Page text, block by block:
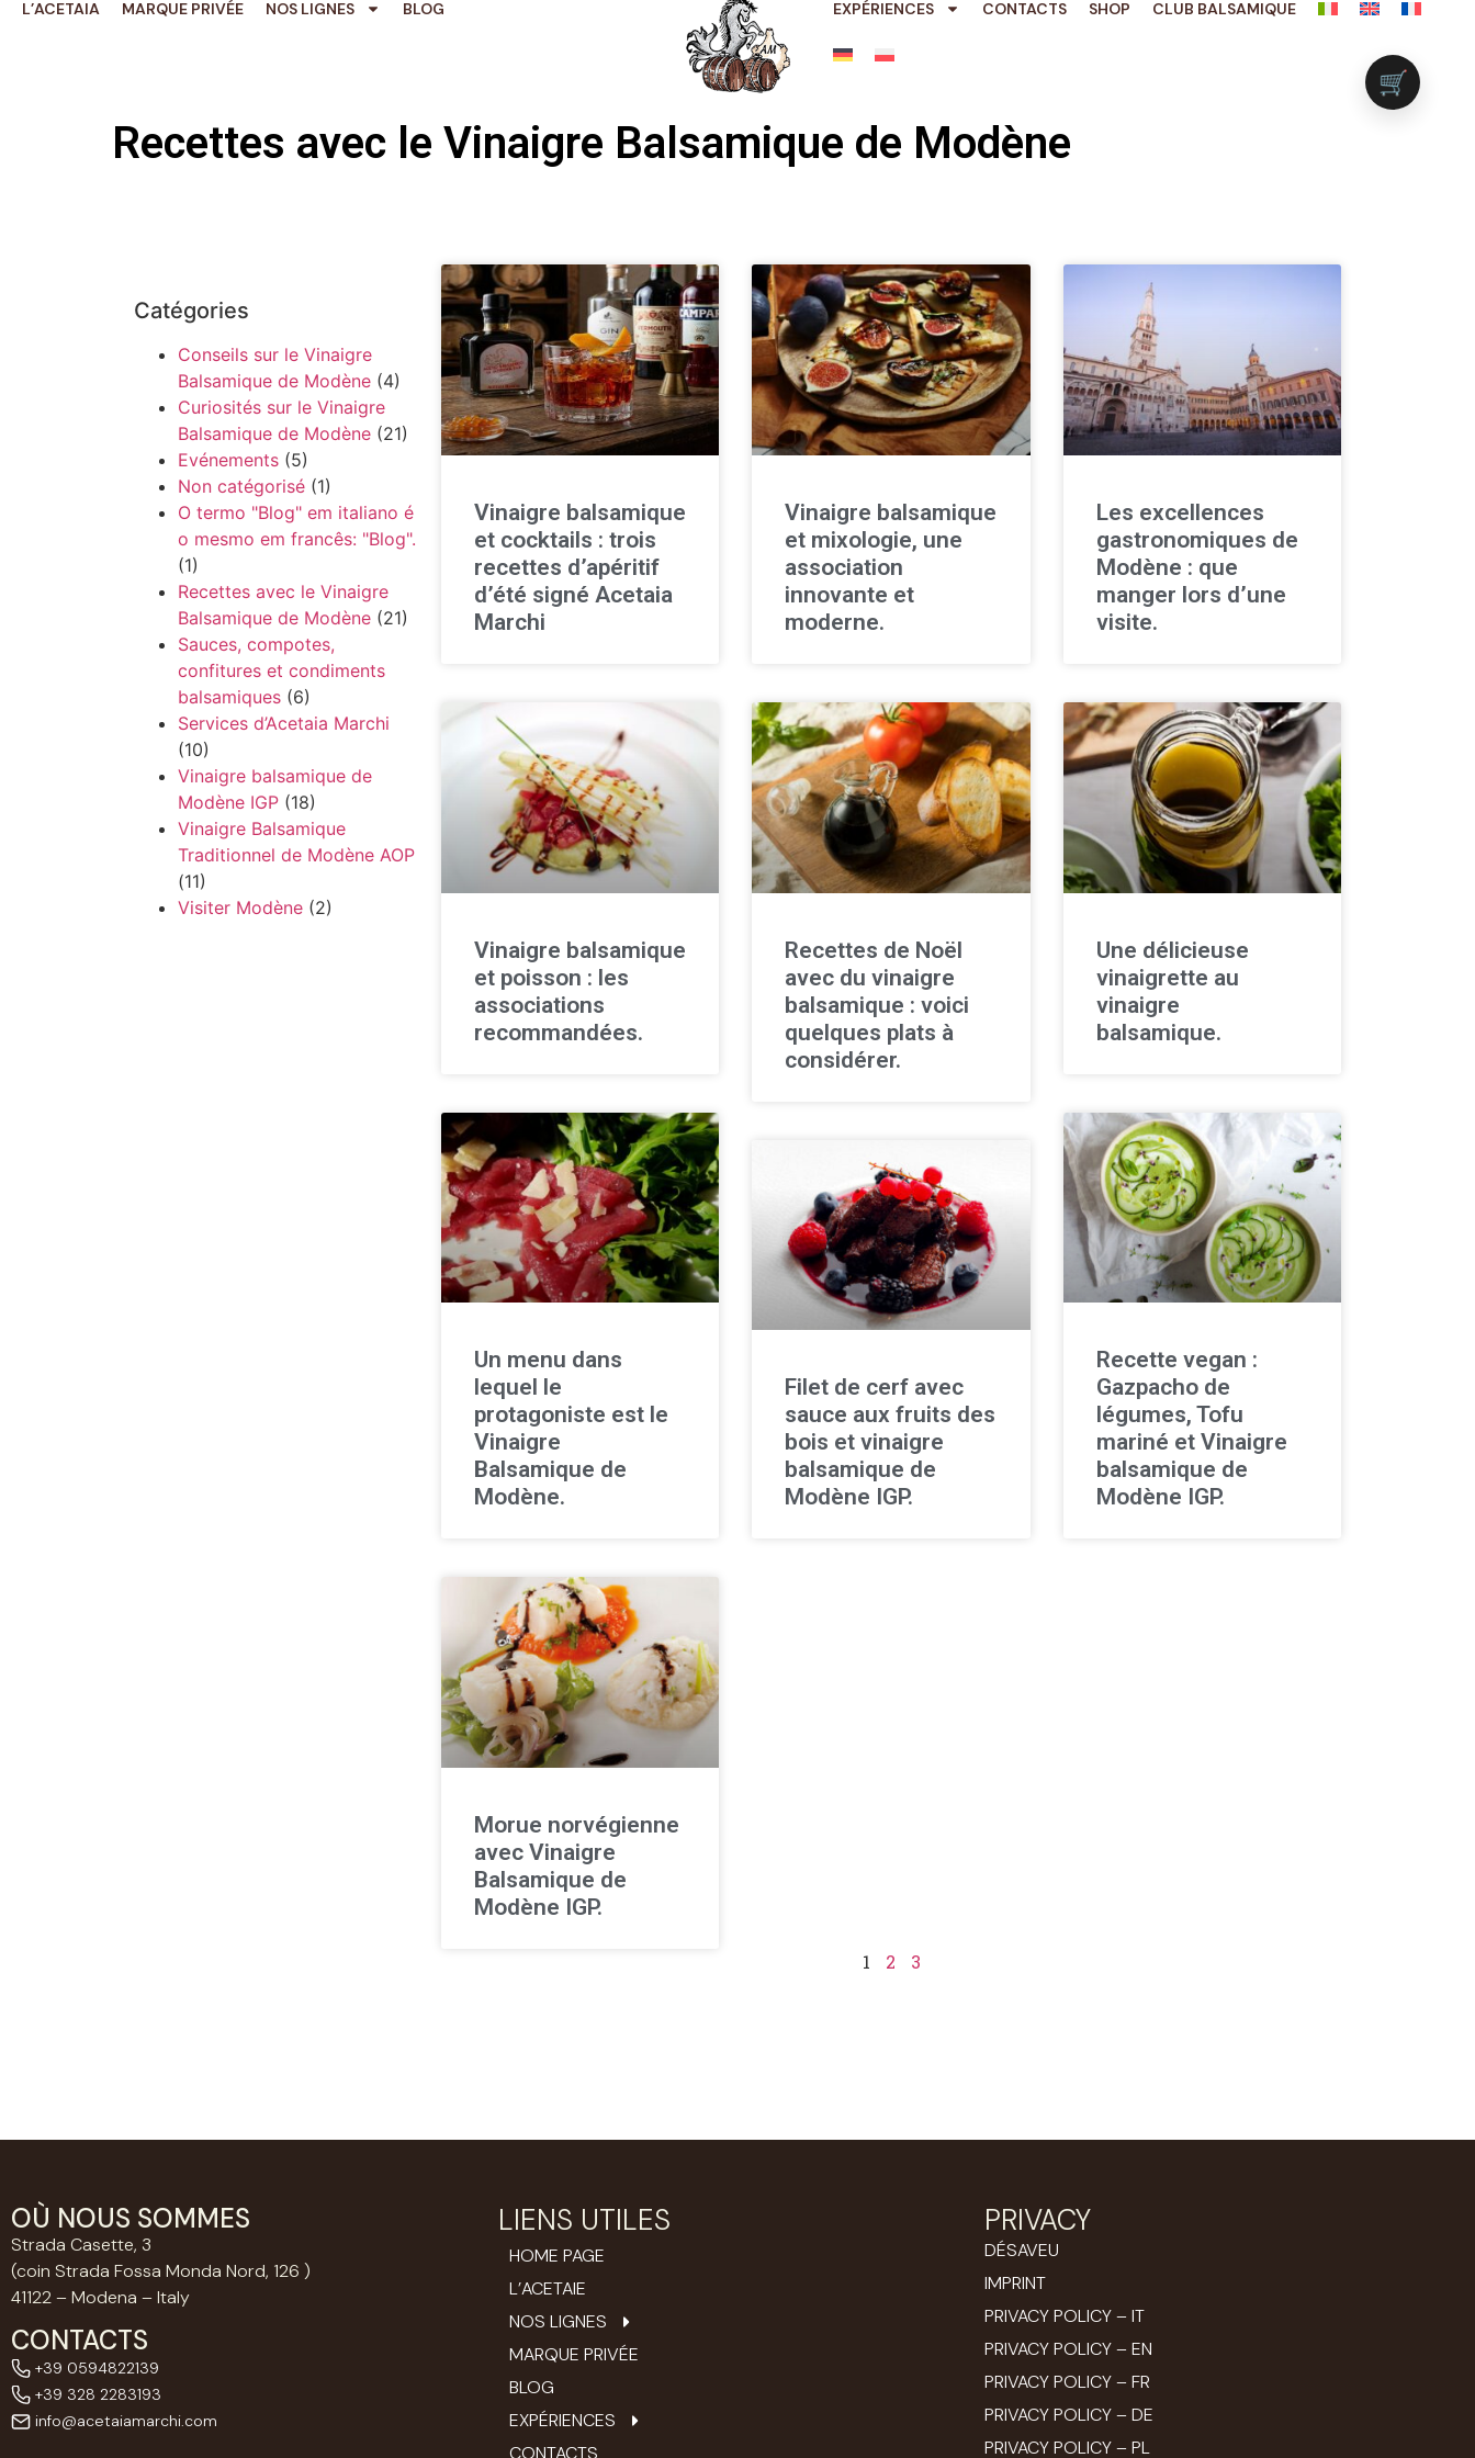
L’ACETAIA MARQUE PRIVÉE NOS LIGNES BLOG EXPÉRIENCES CONTACTS SHOP CLUB BALSAMIQUE
Recettes avec le Vinaigre Balsamique de Modène
Catégories
Conseils sur le Vinaigre
Balsamique de Modène (4)
Curiosités sur le Vinaigre
Balsamique de Modène (21)
Evénements (5)
Non catégorisé (1)
O termo "Blog" em italiano é
o mesmo em francês: "Blog".
(1)
Recettes avec le Vinaigre
Balsamique de Modène (21)
Sauces, compotes,
confitures et condiments
balsamiques (6)
Services d’Acetaia Marchi
(10)
Vinaigre balsamique de
Modène IGP (18)
Vinaigre Balsamique
Traditionnel de Modène AOP
(11)
Visiter Modène (2)
Vinaigre balsamique
et cocktails : trois
recettes d’apéritif
d’été signé Acetaia
Marchi
Vinaigre balsamique
et mixologie, une
association
innovante et
moderne.
Les excellences
gastronomiques de
Modène : que
manger lors d’une
visite.
Vinaigre balsamique
et poisson : les
associations
recommandées.
Recettes de Noël
avec du vinaigre
balsamique : voici
quelques plats à
considérer.
Une délicieuse
vinaigrette au
vinaigre
balsamique.
Un menu dans
lequel le
protagoniste est le
Vinaigre
Balsamique de
Modène.
Filet de cerf avec
sauce aux fruits des
bois et vinaigre
balsamique de
Modène IGP.
Recette vegan :
Gazpacho de
légumes, Tofu
mariné et Vinaigre
balsamique de
Modène IGP.
Morue norvégienne
avec Vinaigre
Balsamique de
Modène IGP.
1 2 3
OÙ NOUS SOMMES
Strada Casette, 3
(coin Strada Fossa Monda Nord, 126 )
41122 – Modena – Italy
CONTACTS
+39 0594822139
+39 328 2283193
info@acetaiamarchi.com
LIENS UTILES
HOME PAGE
L’ACETAIE
NOS LIGNES
MARQUE PRIVÉE
BLOG
EXPÉRIENCES
CONTACTS
PRIVACY
DÉSAVEU
IMPRINT
PRIVACY POLICY – IT
PRIVACY POLICY – EN
PRIVACY POLICY – FR
PRIVACY POLICY – DE
PRIVACY POLICY – PL
🛒